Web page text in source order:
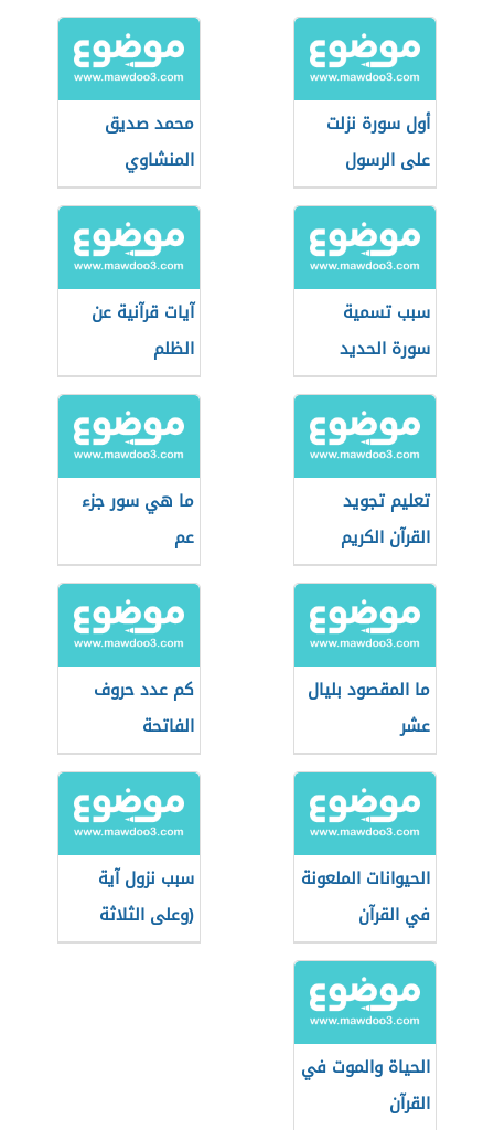
أول سورة نزلت
على الرسول
محمد صديق
المنشاوي
سبب تسمية
سورة الحديد
آيات قرآنية عن
الظلم
تعليم تجويد
القرآن الكريم
ما هي سور جزء
عم
ما المقصود بليال
عشر
كم عدد حروف
الفاتحة
الحيوانات الملعونة
في القرآن
سبب نزول آية
(وعلى الثلاثة
الذين خلفوا)
الحياة والموت في
القرآن